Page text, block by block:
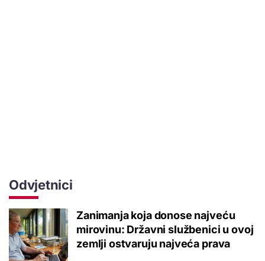
Odvjetnici
Zanimanja koja donose najveću
mirovinu: Državni službenici u ovoj
zemlji ostvaruju najveća prava